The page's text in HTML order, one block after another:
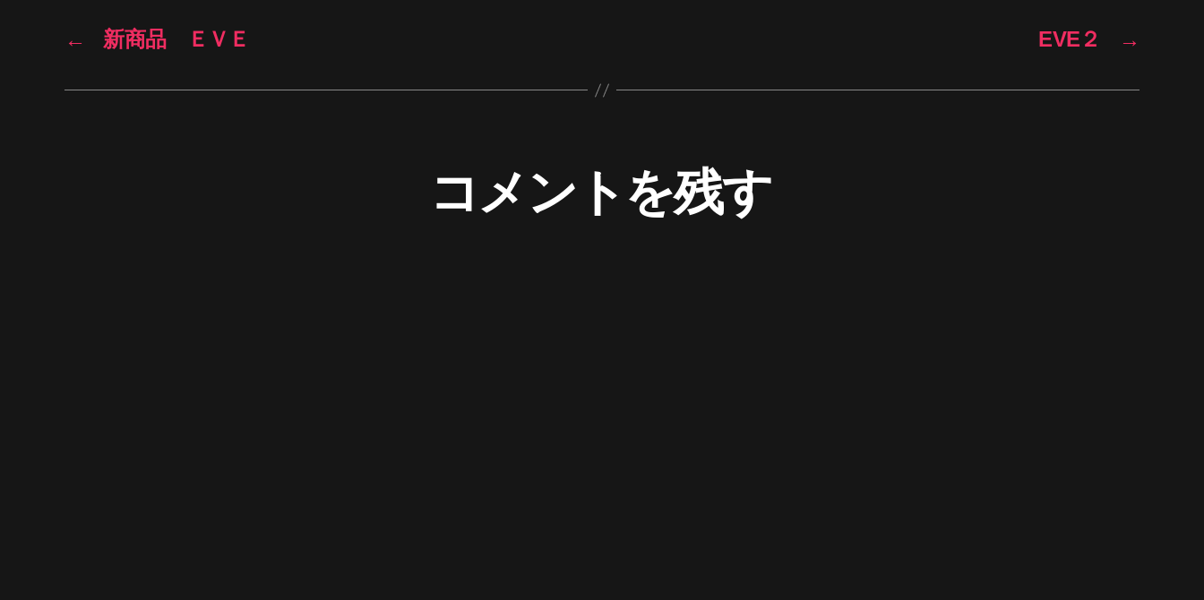
← 新商品 ＥＶＥ →
EVE２
コメントを残す